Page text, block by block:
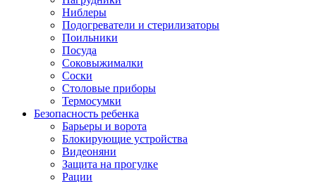
Ниблеры
Подогреватели и стерилизаторы
Поильники
Посуда
Соковыжималки
Соски
Столовые приборы
Термосумки
Безопасность ребенка
Барьеры и ворота
Блокирующие устройства
Видеоняни
Защита на прогулке
Рации